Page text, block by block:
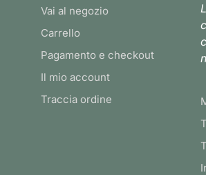
Vai al negozio
Carrello
Pagamento e checkout
Il mio account
Traccia ordine